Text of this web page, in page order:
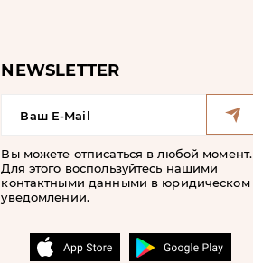
NEWSLETTER
Вы можете отписаться в любой момент.
Для этого воспользуйтесь нашими
контактными данными в юридическом
уведомлении.